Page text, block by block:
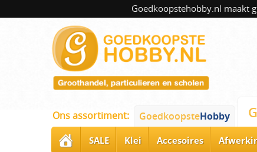
Goedkoopstehobby.nl maakt
Ons assortiment: GoedkoopsteHobby
SALE Klei Accesoires